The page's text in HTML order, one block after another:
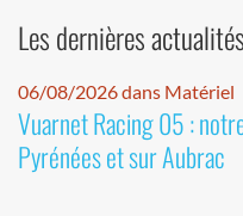
Les dernières actualités
06/08/2026 dans Matériel
Vuarnet Racing 05 :
Pyrénées et sur Aubrac